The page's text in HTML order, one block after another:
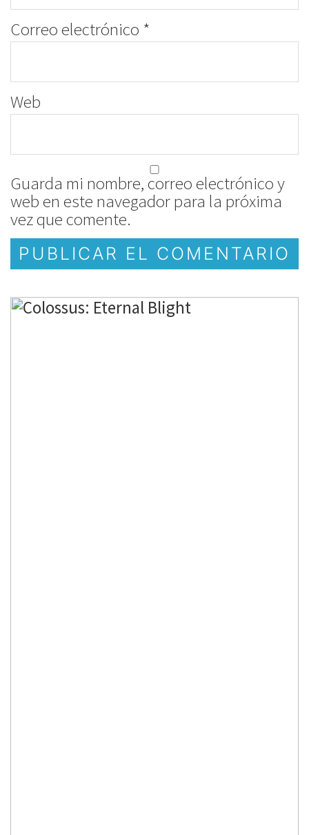
Correo electrónico *
Web
Guarda mi nombre, correo electrónico y
web en este navegador para la próxima
vez que comente.